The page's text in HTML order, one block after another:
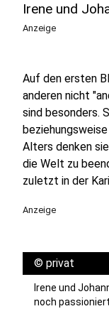
Irene und
Anzeige
Auf den ersten
anderen nicht
sind besonders.
Alters denken
die Welt zu
zuletzt in der
Anzeige
© privat
Irene und
noch